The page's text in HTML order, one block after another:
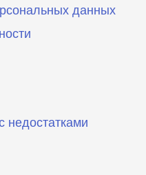
данных
недостатками